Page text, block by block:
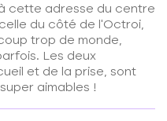
cette adresse du centre
du côté de l'Octroi,
trop de monde,
Les deux
et de la prise, sont
aimables !